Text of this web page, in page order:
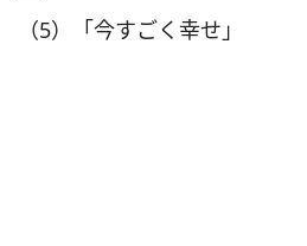
（5）「今すごく幸せ」